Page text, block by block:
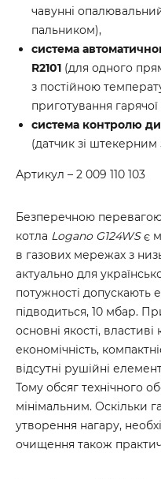
чавунні
пальником),
система
R2101 (для одного
з постійною
приготування
система контролю
(датчик зі штекерним
Артикул – 2 009 110 103
Безперечною
котла Logano G124WSє
в газових мережах з
актуально для
потужності допускають
підводиться, 10 мбар.
основні якості,
економічність,
відсутні рушійні
Тому обсяг технічного
мінімальним. Оскільки
утворення нагару,
очищення також